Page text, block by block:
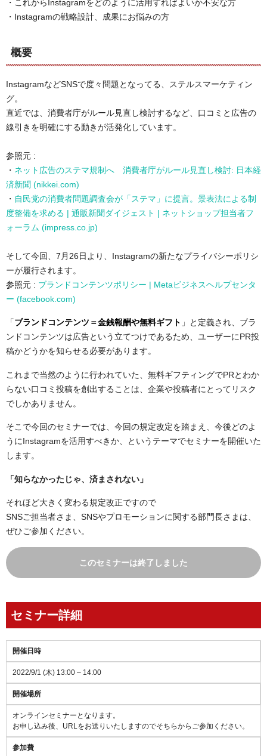
・これからInstagramをどのように活用すればよいか不安な方
・Instagramの戦略設計、成果にお悩みの方
概要
InstagramなどSNSで度々問題となってる、ステルスマーケティン
グ。
直近では、消費者庁がルール見直し検討するなど、口コミと広告の
線引きを明確にする動きが活発化しています。
参照元 :
・ ネット広告のステマ規制へ 消費者庁がルール見直し検討: 日本経
済新聞 (nikkei.com)
・ 自民党の消費者問題調査会が「ステマ」に提言。景表法による制
度整備を求める | 通販新聞ダイジェスト | ネットショップ担当者フ
ォーラム (impress.co.jp)
そして今回、7月26日より、Instagramの新たなプライバシーポリシ
ーが履行されます。
参照元 : ブランドコンテンツポリシー | Metaビジネスヘルプセンタ
ー (facebook.com)
「ブランドコンテンツ＝金銭報酬や無料ギフト 」と定義され、ブラ
ンドコンテンツは広告という立てつけであるため、ユーザーにPR投
稿かどうかを知らせる必要があります。
これまで当然のように行われていた、無料ギフティングでPRとわか
らない口コミ投稿を創出することは、企業や投稿者にとってリスク
でしかありません。
そこで今回のセミナーでは、今回の規定改定を踏まえ、今後どのよ
うにInstagramを活用すべきか、というテーマでセミナーを開催いた
します。
「知らなかったじゃ、済まされない」
それほど大きく変わる規定改正ですので
SNSご担当者さま、SNSやプロモーションに関する部門長さまは、
ぜひご参加ください。
このセミナーは終了しました
セミナー詳細
開催日時
2022/9/1 (木) 13:00 – 14:00
開催場所
オンラインセミナーとなります。
お申し込み後、URLをお送りいたしますのでそちらからご参加ください。
参加費